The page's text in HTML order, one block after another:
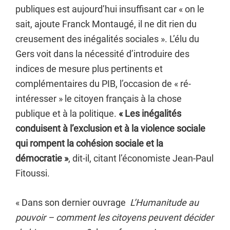
publiques est aujourd’hui insuffisant car « on le
sait, ajoute Franck Montaugé, il ne dit rien du
creusement des inégalités sociales ». L’élu du
Gers voit dans la nécessité d’introduire des
indices de mesure plus pertinents et
complémentaires du PIB, l’occasion de « ré-
intéresser » le citoyen français à la chose
publique et à la politique. « Les inégalités
conduisent à l’exclusion et à la violence sociale
qui rompent la cohésion sociale et la
démocratie », dit-il, citant l’économiste Jean-Paul
Fitoussi.
« Dans son dernier ouvrage L’Humanitude au
pouvoir – comment les citoyens peuvent décider